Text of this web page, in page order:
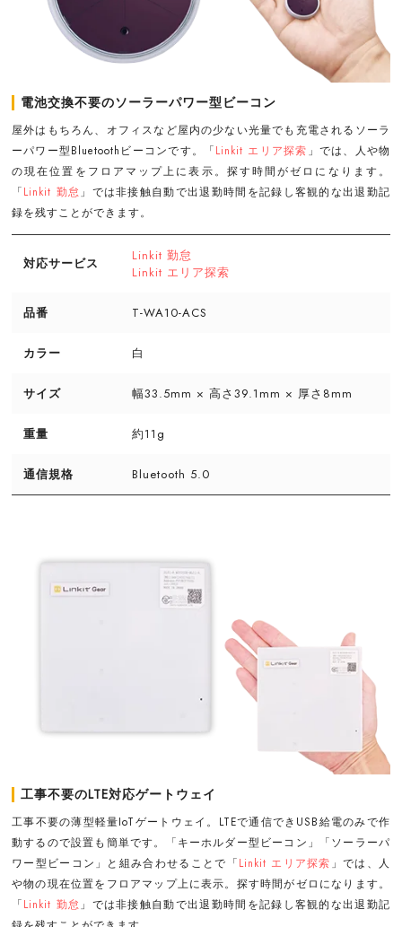
電池交換不要のソーラーパワー型ビーコン
屋外はもちろん、オフィスなど屋内の少ない光量でも充電されるソーラ
ーパワー型Bluetoothビーコンです。「Linkit エリア探索 」では、人や物
の現在位置をフロアマップ上に表示。探す時間がゼロになります。
「Linkit 勤怠 」では非接触自動で出退勤時間を記録し客観的な出退勤記
録を残すことができます。
対応サービス
Linkit 勤怠
Linkit エリア探索
品番 T-WA10-ACS
カラー 白
サイズ 幅33.5mm × 高さ39.1mm × 厚さ8mm
重量 約11g
通信規格 Bluetooth 5.0
工事不要のLTE対応ゲートウェイ
工事不要の薄型軽量IoTゲートウェイ。LTEで通信できUSB給電のみで作
動するので設置も簡単です。「キーホルダー型ビーコン」「ソーラーパ
ワー型ビーコン」と組み合わせることで「Linkit エリア探索 」では、人
や物の現在位置をフロアマップ上に表示。探す時間がゼロになります。
「Linkit 勤怠 」では非接触自動で出退勤時間を記録し客観的な出退勤記